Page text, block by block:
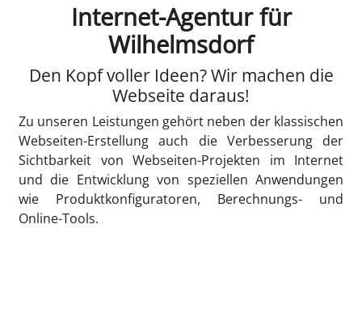
Internet-Agentur für
Wilhelmsdorf
Den Kopf voller Ideen? Wir machen die
Webseite daraus!
Zu unseren Leistungen gehört neben der klassischen
Webseiten-Erstellung auch die Verbesserung der
Sichtbarkeit von Webseiten-Projekten im Internet
und die Entwicklung von speziellen Anwendungen
wie Produktkonfiguratoren, Berechnungs- und
Online-Tools.